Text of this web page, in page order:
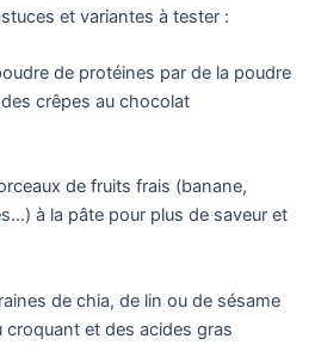
et variantes à tester :
de protéines par de la poudre
crêpes au chocolat
de fruits frais (banane,
à la pâte pour plus de saveur et
de chia, de lin ou de sésame
croquant et des acides gras